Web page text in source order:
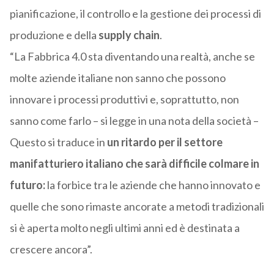
pianificazione, il controllo e la gestione dei processi di
produzione e della supply chain.
“La Fabbrica 4.0 sta diventando una realtà, anche se
molte aziende italiane non sanno che possono
innovare i processi produttivi e, soprattutto, non
sanno come farlo – si legge in una nota della società –
Questo si traduce in un ritardo per il settore
manifatturiero italiano che sarà difficile colmare in
futuro:la forbice tra le aziende che hanno innovato e
quelle che sono rimaste ancorate a metodi tradizionali
si è aperta molto negli ultimi anni ed è destinata a
crescere ancora”.